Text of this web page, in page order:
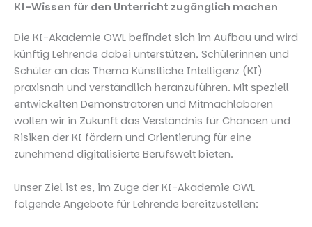
KI-Wissen für den Unterricht zugänglich machen
Die KI-Akademie OWL befindet sich im Aufbau und wird
künftig Lehrende dabei unterstützen, Schülerinnen und
Schüler an das Thema Künstliche Intelligenz (KI)
praxisnah und verständlich heranzuführen. Mit speziell
entwickelten Demonstratoren und Mitmachlaboren
wollen wir in Zukunft das Verständnis für Chancen und
Risiken der KI fördern und Orientierung für eine
zunehmend digitalisierte Berufswelt bieten.
Unser Ziel ist es, im Zuge der KI-Akademie OWL
folgende Angebote für Lehrende bereitzustellen: